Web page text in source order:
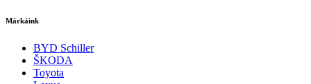
Márkáink
BYD Schiller
ŠKODA
Toyota